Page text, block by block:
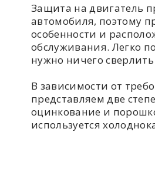
Защита на двигатель
автомобиля, поэтому
особенности и
обслуживания. Легко
нужно ничего
В зависимости от
представляем две
оцинкование и
используется